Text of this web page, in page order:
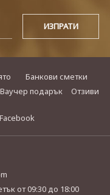
Банкови сметки
Ваучер подарък Отзиви
от 09:30 до 18:00